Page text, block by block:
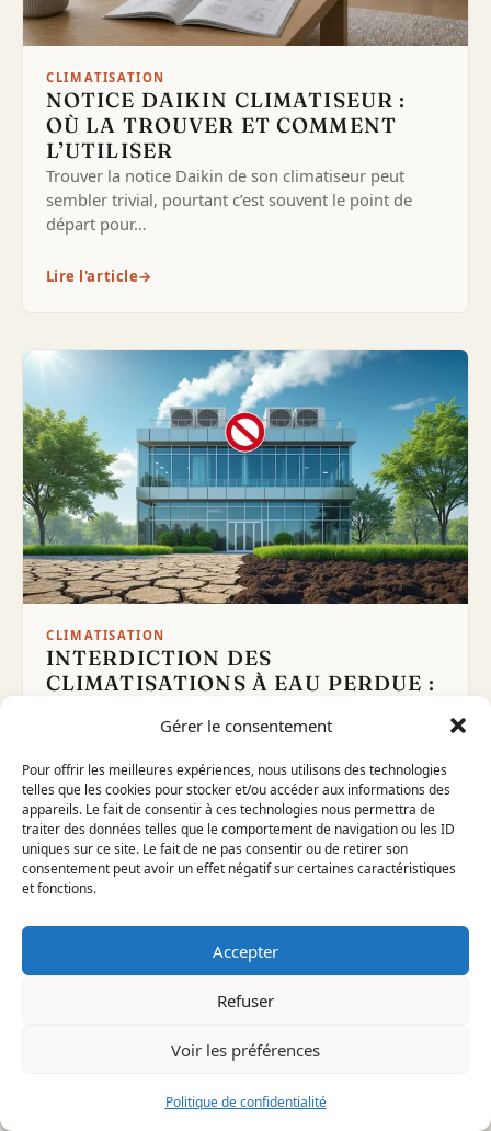
Gérer le consentement
Pour offrir les meilleures expériences, nous utilisons des technologies
telles que les cookies pour stocker et/ou accéder aux informations des
appareils. Le fait de consentir à ces technologies nous permettra de
traiter des données telles que le comportement de navigation ou les ID
uniques sur ce site. Le fait de ne pas consentir ou de retirer son
consentement peut avoir un effet négatif sur certaines caractéristiques
et fonctions.
Accepter
Refuser
Voir les préférences
Politique de confidentialité
CLIMATISATION
NOTICE DAIKIN CLIMATISEUR :
OÙ LA TROUVER ET COMMENT
L’UTILISER
Trouver la notice Daikin de son climatiseur peut
sembler trivial, pourtant c’est souvent le point de
départ pour…
Lire l'article→
CLIMATISATION
INTERDICTION DES
CLIMATISATIONS À EAU PERDUE :
À savoir avant d'aller plus loin — ⏱ ~5 min La
Lire l'article→